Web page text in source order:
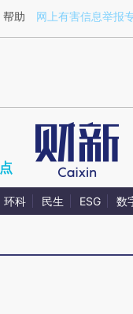
帮助 网上有害信息举报
环科 民生 ESG 数